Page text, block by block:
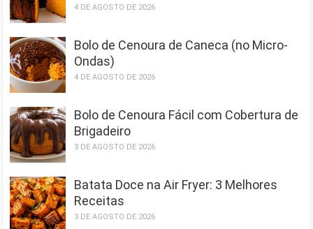
4 DE AGOSTO DE 2026
Bolo de Cenoura de Caneca (no Micro-
Ondas)
4 DE AGOSTO DE 2026
Bolo de Cenoura Fácil com Cobertura de
Brigadeiro
3 DE AGOSTO DE 2026
Batata Doce na Air Fryer: 3 Melhores
Receitas
3 DE AGOSTO DE 2026